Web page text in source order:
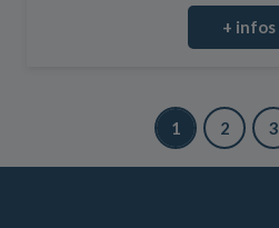
+ infos
1 2 3